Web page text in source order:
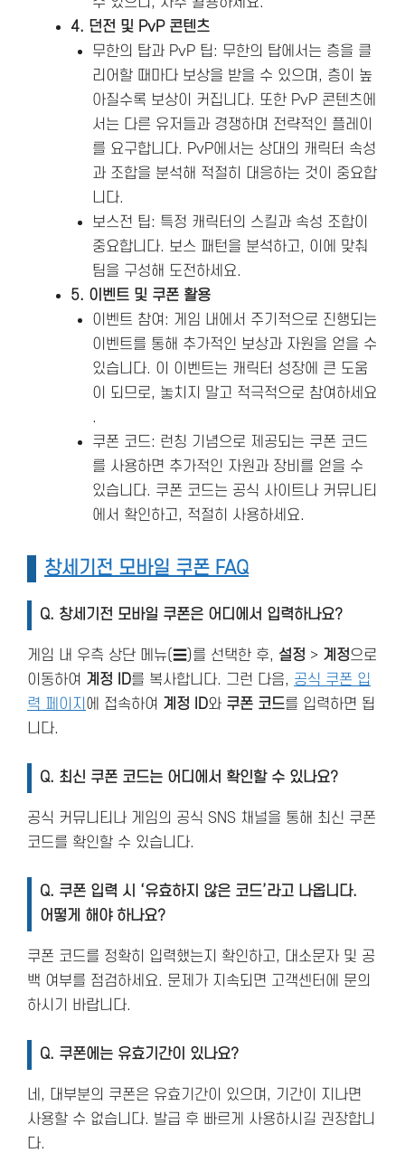
4. 던전 및 PvP 콘텐츠
무한의 탑과 PvP 팁: 무한의 탑에서는 층을 클
리어할 때마다 보상을 받을 수 있으며, 층이 높
아질수록 보상이 커집니다. 또한 PvP 콘텐츠에
서는 다른 유저들과 경쟁하며 전략적인 플레이
를 요구합니다. PvP에서는 상대의 캐릭터 속성
과 조합을 분석해 적절히 대응하는 것이 중요합
니다.
보스전 팁: 특정 캐릭터의 스킬과 속성 조합이
중요합니다. 보스 패턴을 분석하고, 이에 맞춰
팀을 구성해 도전하세요​.
5. 이벤트 및 쿠폰 활용
이벤트 참여: 게임 내에서 주기적으로 진행되는
이벤트를 통해 추가적인 보상과 자원을 얻을 수
있습니다. 이 이벤트는 캐릭터 성장에 큰 도움
이 되므로, 놓치지 말고 적극적으로 참여하세요​
.
쿠폰 코드: 런칭 기념으로 제공되는 쿠폰 코드
를 사용하면 추가적인 자원과 장비를 얻을 수
있습니다. 쿠폰 코드는 공식 사이트나 커뮤니티
에서 확인하고, 적절히 사용하세요​.
창세기전 모바일 쿠폰 FAQ
Q. 창세기전 모바일 쿠폰은 어디에서 입력하나요?
게임 내 우측 상단 메뉴(☰)를 선택한 후, 설정 > 계정으로
이동하여 계정 ID를 복사합니다. 그런 다음, 공식 쿠폰 입
력 페이지 에 접속하여 계정 ID와 쿠폰 코드를 입력하면 됩
니다.
Q. 최신 쿠폰 코드는 어디에서 확인할 수 있나요?
공식 커뮤니티나 게임의 공식 SNS 채널을 통해 최신 쿠폰
코드를 확인할 수 있습니다.
Q. 쿠폰 입력 시 ‘유효하지 않은 코드’라고 나옵니다.
어떻게 해야 하나요?
쿠폰 코드를 정확히 입력했는지 확인하고, 대소문자 및 공
백 여부를 점검하세요. 문제가 지속되면 고객센터에 문의
하시기 바랍니다.
Q. 쿠폰에는 유효기간이 있나요?
네, 대부분의 쿠폰은 유효기간이 있으며, 기간이 지나면
사용할 수 없습니다. 발급 후 빠르게 사용하시길 권장합니
다.